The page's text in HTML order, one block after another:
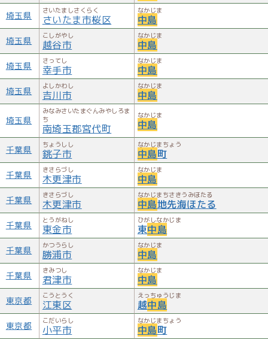
埼玉県 さいたましさくらく
さいたま市桜区
なかじま
中島
埼玉県 こしがやし
越谷市
なかじま
中島
埼玉県 さってし
幸手市
なかじま
中島
埼玉県 よしかわし
吉川市
なかじま
中島
埼玉県
みなみさいたまぐんみやしろま
ち
南埼玉郡宮代町
なかじま
中島
千葉県 ちょうしし
銚子市
なかじまちょう
中島町
千葉県 きさらづし
木更津市
なかじま
中島
千葉県 きさらづし
木更津市
なかじまちさきうみほたる
中島地先海ほたる
千葉県 とうがねし
東金市
ひがしなかじま
東中島
千葉県 かつうらし
勝浦市
なかじま
中島
千葉県 きみつし
君津市
なかじま
中島
東京都 こうとうく
江東区
えっちゅうじま
越中島
東京都 こだいらし
小平市
なかじまちょう
中島町